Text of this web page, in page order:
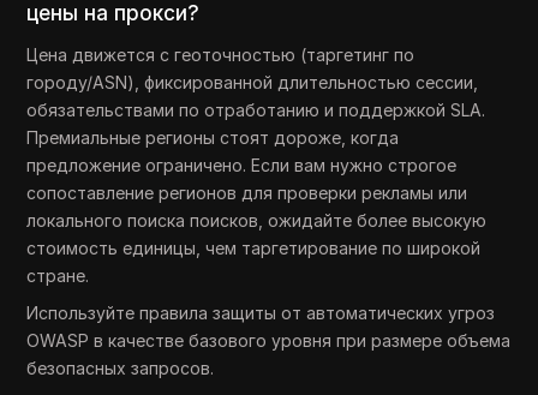
цены на прокси?
Цена движется с геоточностью (таргетинг по
городу/ASN), фиксированной длительностью сессии,
обязательствами по отработанию и поддержкой SLA.
Премиальные регионы стоят дороже, когда
предложение ограничено. Если вам нужно строгое
сопоставление регионов для проверки рекламы или
локального поиска поисков, ожидайте более высокую
стоимость единицы, чем таргетирование по широкой
стране.
Используйте правила защиты от автоматических угроз
OWASP в качестве базового уровня при размере объема
безопасных запросов.